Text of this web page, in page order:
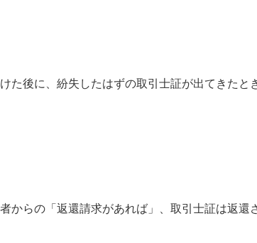
た後に、紛失したはずの取引士証が出てきたと
からの「返還請求があれば」、取引士証は返還